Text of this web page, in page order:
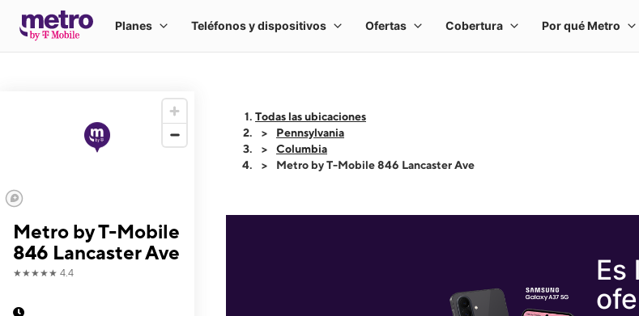
Metro by T-Mobile
846 Lancaster Ave
★★★★★ 4.4
Todas las ubicaciones
Pennsylvania
Columbia
Metro by T-Mobile 846 Lancaster Ave
Es